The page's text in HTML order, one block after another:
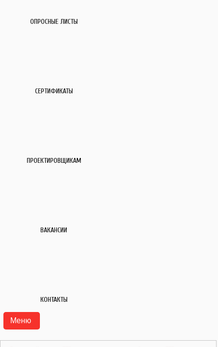
ОПРОСНЫЕ ЛИСТЫ
СЕРТИФИКАТЫ
ПРОЕКТИРОВЩИКАМ
ВАКАНСИИ
КОНТАКТЫ
Меню